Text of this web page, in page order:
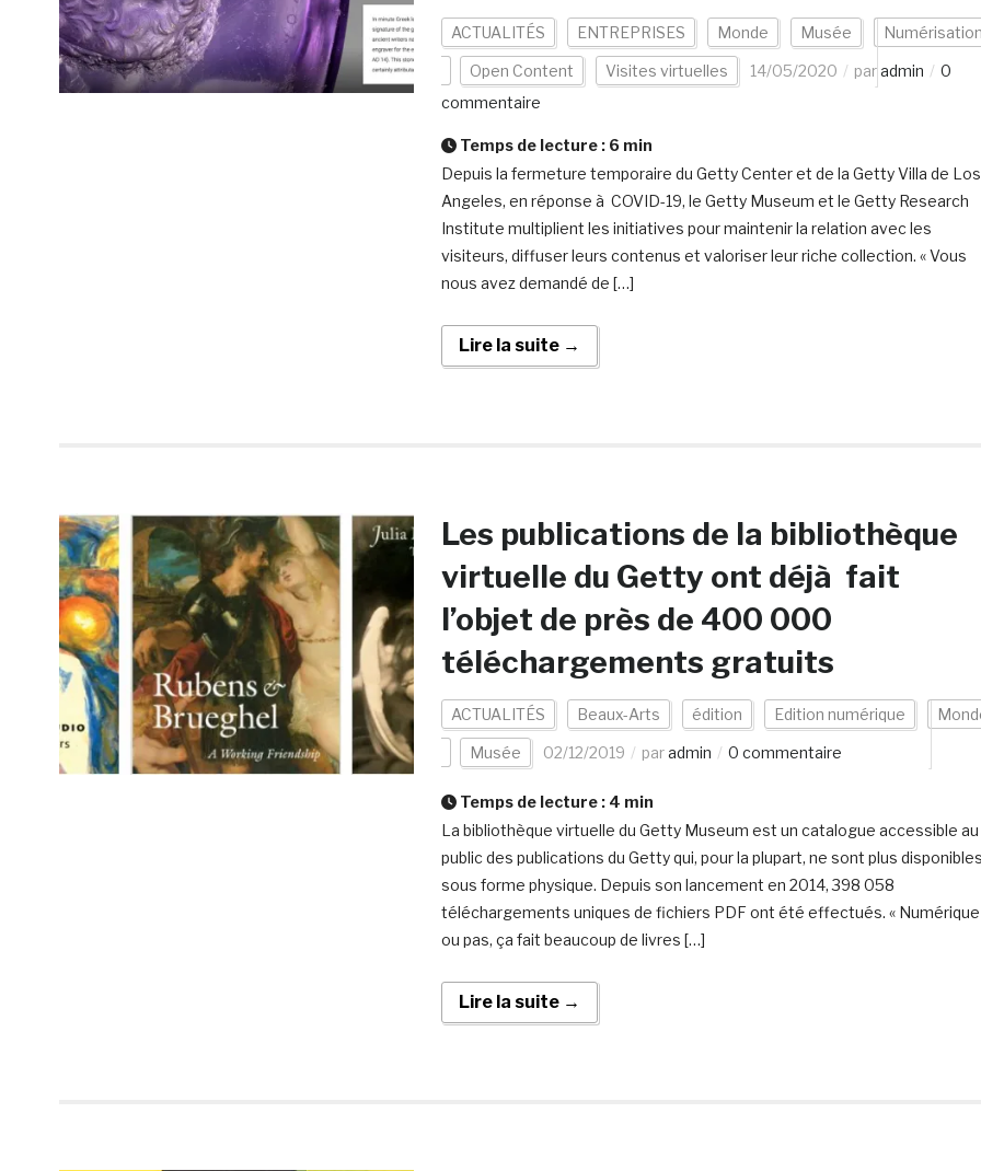
ACTUALITÉS ENTREPRISES Monde Musée
Open Content Visites virtuelles 14/05/2020 paradmin
0
commentaire
Temps de lecture : 6 min
Depuis la fermeture temporaire du Getty Center et de la Getty Villa de Los
Angeles, en réponse à COVID-19, le Getty Museum et le Getty Research
Institute multiplient les initiatives pour maintenir la relation avec les
visiteurs, diffuser leurs contenus et valoriser leur riche collection. « Vous
nous avez demandé de […]
Lire la suite →
Les publications de la bibliothèque
virtuelle du Getty ont déjà fait
l’objet de près de 400 000
téléchargements gratuits
ACTUALITÉS Beaux-Arts édition Edition numérique
Musée 02/12/2019 paradmin 0 commentaire
Temps de lecture : 4 min
La bibliothèque virtuelle du Getty Museum est un catalogue accessible au
public des publications du Getty qui, pour la plupart, ne sont plus
sous forme physique. Depuis son lancement en 2014, 398 058
téléchargements uniques de fichiers PDF ont été effectués. « Numérique
ou pas, ça fait beaucoup de livres […]
Lire la suite →